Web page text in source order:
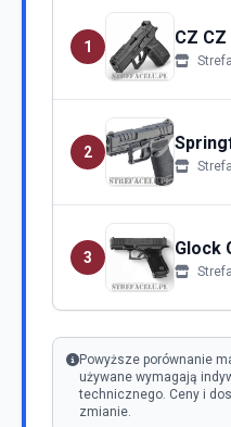
1 CZ
2
3
Powyższe porównanie
używane wymagają
technicznego. Ceny i
zmianie.